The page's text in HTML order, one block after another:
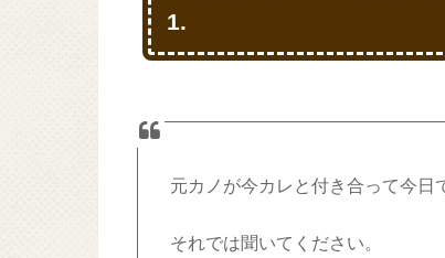
1.
元カノが今カレと付き合って今日
それでは聞いてください。